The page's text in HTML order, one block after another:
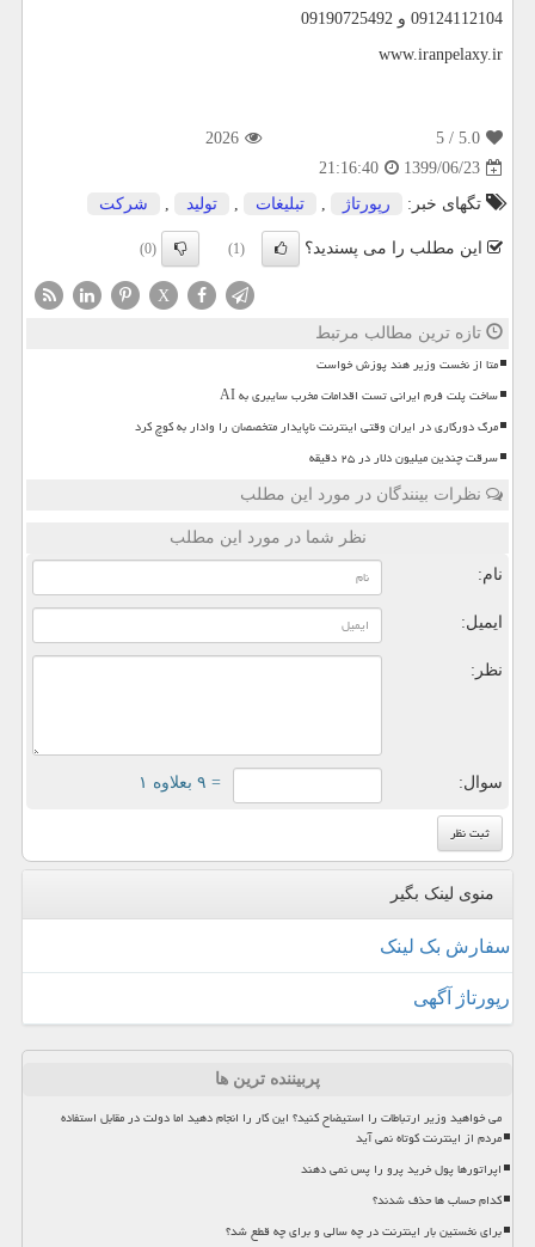
09124112104 و 09190725492
www.iranpelaxy.ir
5.0
/ 5
2026
1399/06/23
21:16:40
تگهای خبر:
رپورتاژ , تبلیغات , تولید , شركت
این مطلب را می پسندید؟ (1)
(0)
X
تازه ترین مطالب مرتبط
متا از نخست وزیر هند پوزش خواست
ساخت پلت فرم ایرانی تست اقدامات مخرب سایبری به AI
مرگ دورکاری در ایران وقتی اینترنت ناپایدار متخصصان را وادار به کوچ کرد
سرقت چندین میلیون دلار در ۲۵ دقیقه
نظرات بینندگان در مورد این مطلب
نظر شما در مورد این مطلب
نام:
ایمیل:
نظر:
سوال: = ۹ بعلاوه ۱
منوی لینک بگیر
سفارش بک لینک
رپورتاژ آگهی
پربیننده ترین ها
می خواهید وزیر ارتباطات را استیضاح کنید؟ این کار را انجام دهید اما دولت در مقابل استفاده
مردم از اینترنت کوتاه نمی آید
اپراتورها پول خرید پرو را پس نمی دهند
کدام حساب ها حذف شدند؟
برای نخستین بار اینترنت در چه سالی و برای چه قطع شد؟